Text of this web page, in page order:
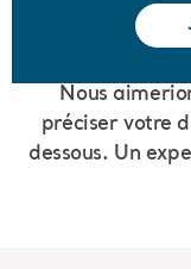
Contactez-nous
Nous
préciser votre
dessous. Un